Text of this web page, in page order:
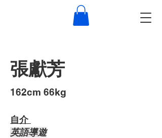
張獻芳
​162cm 66kg
自介 ​
​英語導遊